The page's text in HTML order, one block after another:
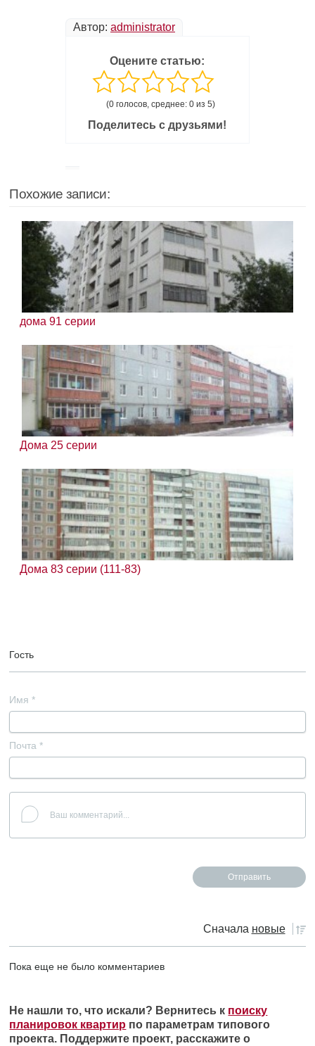
Автор: administrator
Оцените статью:
(0 голосов, среднее: 0 из 5)
Поделитесь с друзьями!
Похожие записи:
дома 91 серии
Дома 25 серии
Дома 83 серии (111-83)
Гость
Имя *
Почта *
Сначала новые
Пока еще не было комментариев
Не нашли то, что искали? Вернитесь к поиску
планировок квартир по параметрам типового
проекта. Поддержите проект, расскажите о